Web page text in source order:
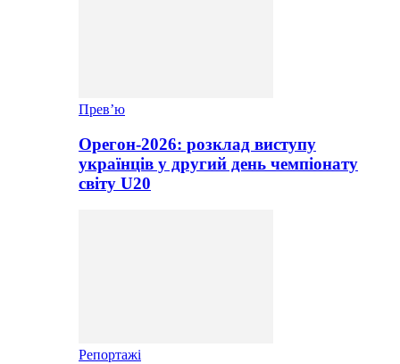
Прев’ю
Орегон-2026: розклад виступу
українців у другий день чемпіонату
світу U20
Репортажі